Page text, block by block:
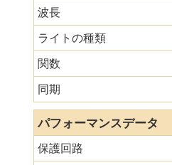
波長
ライトの種類
関数
同期
パフォーマンスデータ
保護回路